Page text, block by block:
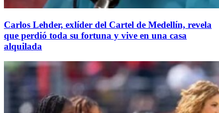
Carlos Lehder, exlíder del Cartel de Medellín, revela
que perdió toda su fortuna y vive en una casa
alquilada